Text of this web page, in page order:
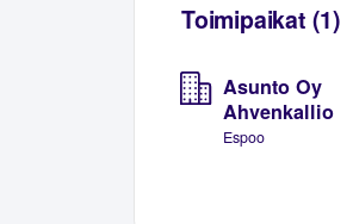
Toimipaikat (1)
Asunto Oy
Ahvenkallio
Espoo